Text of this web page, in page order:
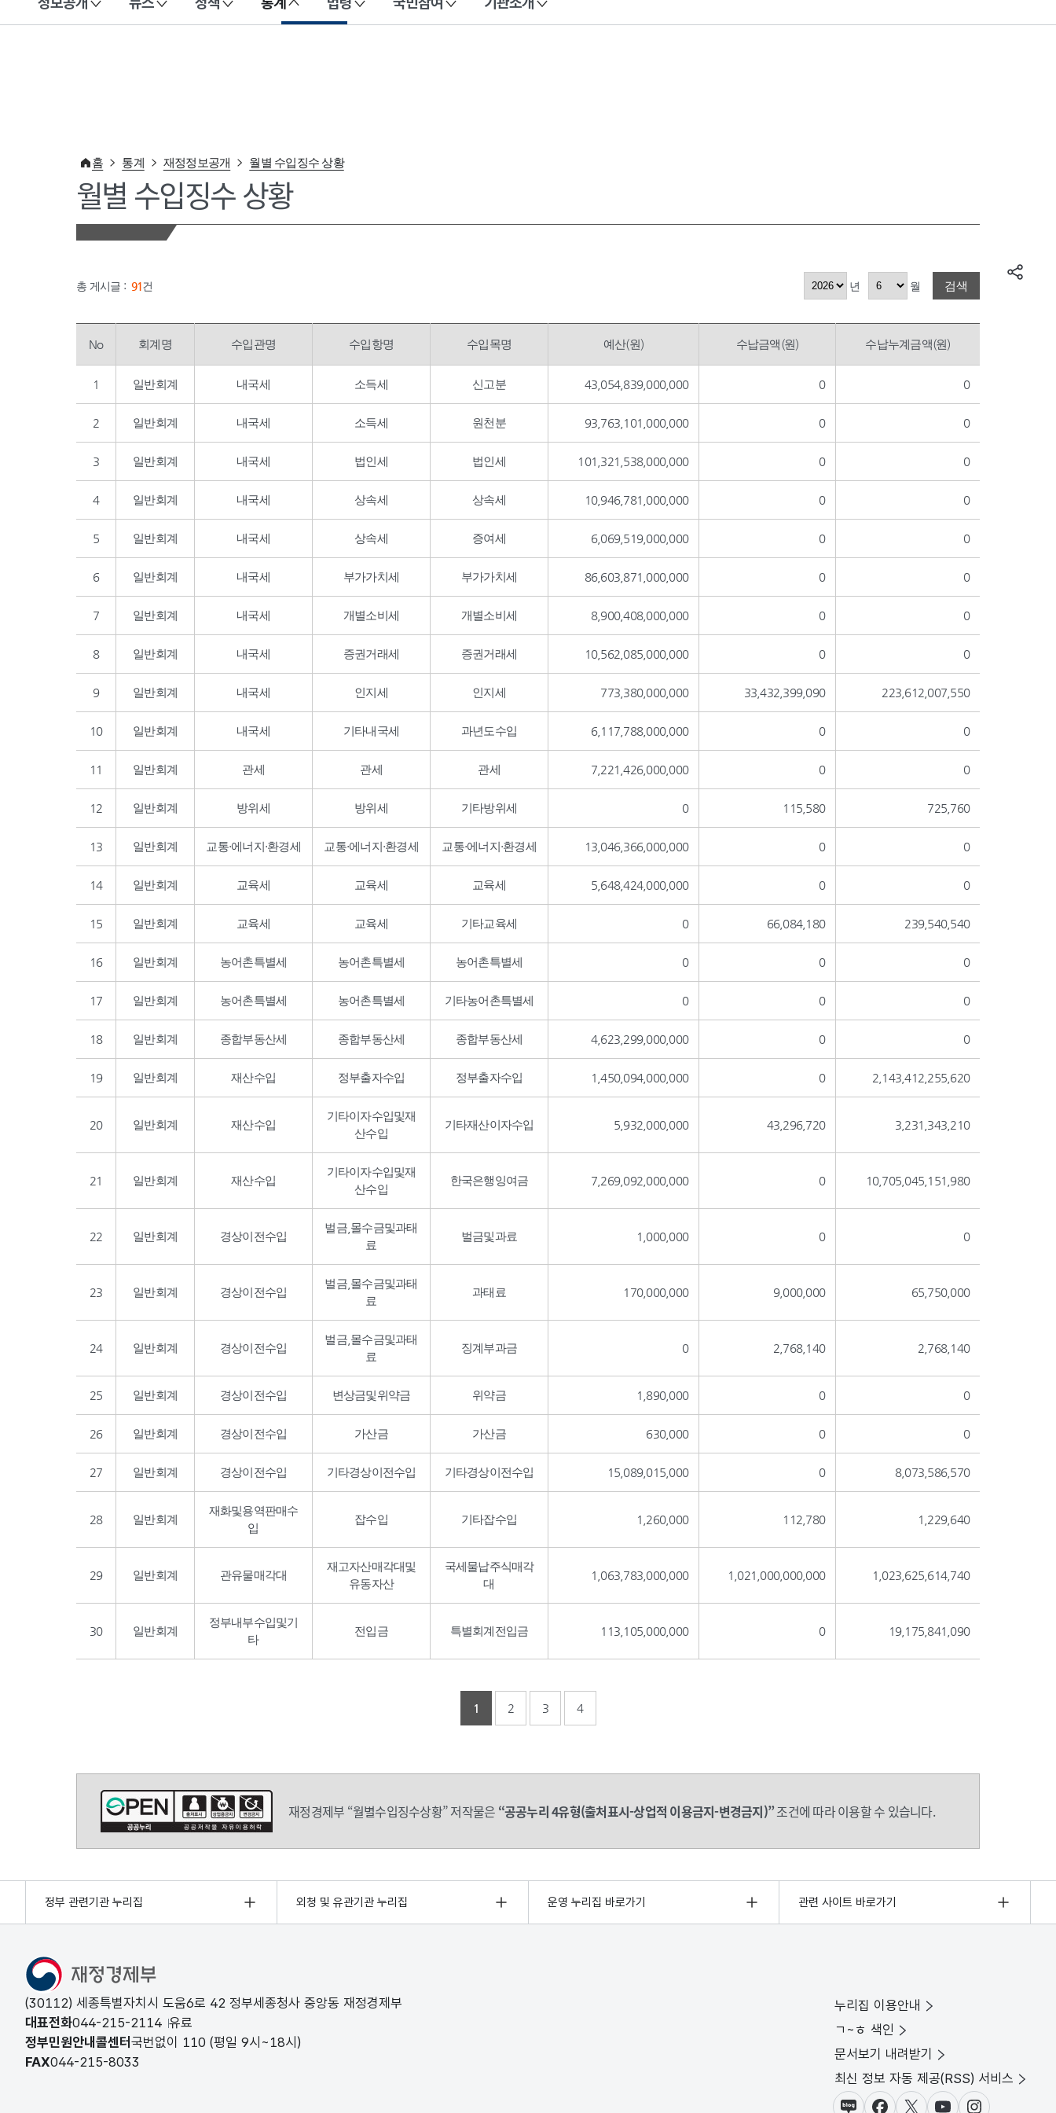
이 누리집은 대한민국 공식 전자정부 누리집입니다.
홈 통계 재정정보공개 월별 수입징수 상황
월별 수입징수 상황
총 게시글 : 91건 년 월 검색
No 회계명 수입관명 수입항명 수입목명 예산(원) 수납금액(원) 수납누계금액(원)
1 일반회계 내국세 소득세 신고분 43,054,839,000,000 0 0
2 일반회계 내국세 소득세 원천분 93,763,101,000,000 0 0
3 일반회계 내국세 법인세 법인세 101,321,538,000,000 0 0
4 일반회계 내국세 상속세 상속세 10,946,781,000,000 0 0
5 일반회계 내국세 상속세 증여세 6,069,519,000,000 0 0
6 일반회계 내국세 부가가치세 부가가치세 86,603,871,000,000 0 0
7 일반회계 내국세 개별소비세 개별소비세 8,900,408,000,000 0 0
8 일반회계 내국세 증권거래세 증권거래세 10,562,085,000,000 0 0
9 일반회계 내국세 인지세 인지세 773,380,000,000 33,432,399,090 223,612,007,550
10 일반회계 내국세 기타내국세 과년도수입 6,117,788,000,000 0 0
11 일반회계 관세 관세 관세 7,221,426,000,000 0 0
12 일반회계 방위세 방위세 기타방위세 0 115,580 725,760
13 일반회계 교통·에너지·환경세 교통·에너지·환경세 교통·에너지·환경세 13,046,366,000,000 0 0
14 일반회계 교육세 교육세 교육세 5,648,424,000,000 0 0
15 일반회계 교육세 교육세 기타교육세 0 66,084,180 239,540,540
16 일반회계 농어촌특별세 농어촌특별세 농어촌특별세 0 0 0
17 일반회계 농어촌특별세 농어촌특별세 기타농어촌특별세 0 0 0
18 일반회계 종합부동산세 종합부동산세 종합부동산세 4,623,299,000,000 0 0
19 일반회계 재산수입 정부출자수입 정부출자수입 1,450,094,000,000 0 2,143,412,255,620
20 일반회계 재산수입
기타이자수입및재
산수입
기타재산이자수입 5,932,000,000 43,296,720 3,231,343,210
21 일반회계 재산수입
기타이자수입및재
산수입
한국은행잉여금 7,269,092,000,000 0 10,705,045,151,980
22 일반회계 경상이전수입
벌금,몰수금및과태
료
벌금및과료 1,000,000 0 0
23 일반회계 경상이전수입
벌금,몰수금및과태
료
과태료 170,000,000 9,000,000 65,750,000
24 일반회계 경상이전수입
벌금,몰수금및과태
료
징계부과금 0 2,768,140 2,768,140
25 일반회계 경상이전수입 변상금및위약금 위약금 1,890,000 0 0
26 일반회계 경상이전수입 가산금 가산금 630,000 0 0
27 일반회계 경상이전수입 기타경상이전수입 기타경상이전수입 15,089,015,000 0 8,073,586,570
28 일반회계
재화및용역판매수
입
잡수입 기타잡수입 1,260,000 112,780 1,229,640
29 일반회계 관유물매각대
재고자산매각대및
유동자산
국세물납주식매각
대
1,063,783,000,000 1,021,000,000,000 1,023,625,614,740
30 일반회계
정부내부수입및기
타
전입금 특별회계전입금 113,105,000,000 0 19,175,841,090
1 2 3 4
재정경제부 “월별수입징수상황” 저작물은 “공공누리 4유형(출처표시-상업적 이용금지-변경금지)”조건에 따라 이용할 수 있습니다.
정부 관련기관 누리집 외청 및 유관기관 누리집 운영 누리집 바로가기 관련 사이트 바로가기
(30112) 세종특별자치시 도움6로 42 정부세종청사 중앙동 재정경제부
대표전화044-215-2114 유료
정부민원안내콜센터 국번없이 110 (평일 9시~18시)
FAX044-215-8033
누리집 이용안내
ㄱ~ㅎ 색인
문서보기 내려받기
최신 정보 자동 제공(RSS) 서비스
블로그페이스북X(트위터)
유튜브인스타그램